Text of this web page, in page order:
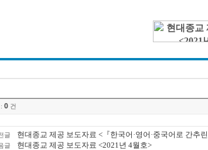
0 건
글 현대종교 제공 보도자료 <『한국어·영어·중국어로 간추
글 현대종교 제공 보도자료 <2021년 4월호>